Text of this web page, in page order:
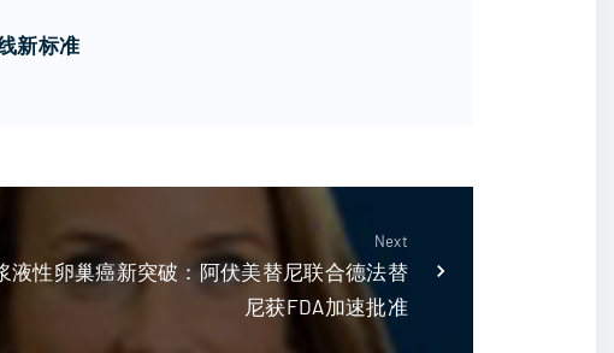
新标准
Next
液性卵巢癌新突破：阿伏美替尼联合德法替
尼获FDA加速批准